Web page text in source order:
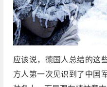
应该说，德国人总结的这
方人第一次见识到了中国